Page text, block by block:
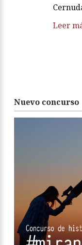
Leer
Nuevo concurso